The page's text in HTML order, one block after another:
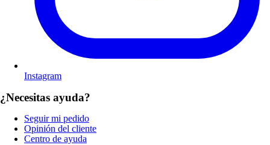
Instagram
¿Necesitas ayuda?
Seguir mi pedido
Opinión del cliente
Centro de ayuda